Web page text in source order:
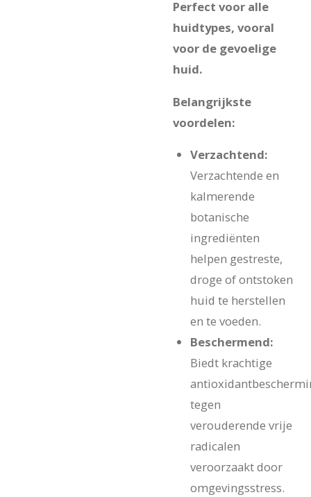
Perfect voor alle
huidtypes, vooral
voor de gevoelige
huid.
Belangrijkste
voordelen:
Verzachtend:
Verzachtende en
kalmerende
botanische
ingrediënten
helpen gestreste,
droge of ontstoken
huid te herstellen
en te voeden.
Beschermend:
Biedt krachtige
tegen
verouderende vrije
radicalen
veroorzaakt door
omgevingsstress.